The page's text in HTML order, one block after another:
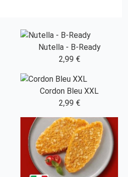
Nutella - B-Ready
2,99 €
Cordon Bleu XXL
2,99 €